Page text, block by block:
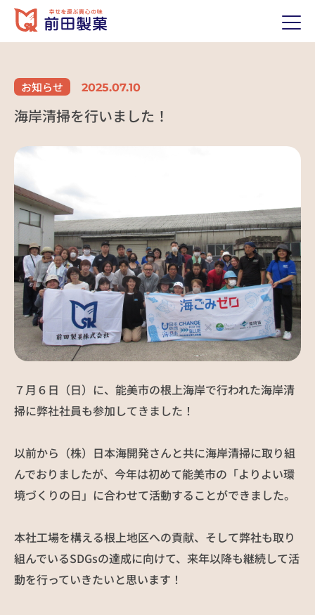
ABOUT US
前田製菓について
私たちのおもい
PRODUCTS
製品紹介
取り扱い製品
当社の強み
RECRUIT
採用情報
前田のおいしいポイント
社員インタビュー
募集要項
お知らせ 2025.07.10
海岸清掃を行いました！
７月６日（日）に、能美市の根上海岸で行われた海岸清
掃に弊社社員も参加してきました！
以前から（株）日本海開発さんと共に海岸清掃に取り組
んでおりましたが、今年は初めて能美市の「よりよい環
境づくりの日」に合わせて活動することができました。
本社工場を構える根上地区への貢献、そして弊社も取り
組んでいるSDGsの達成に向けて、来年以降も継続して活
動を行っていきたいと思います！